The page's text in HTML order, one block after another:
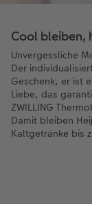
Cool bleiben,
Unvergessliche
Der
Geschenk, er ist
Liebe, das
ZWILLING
Damit bleiben
Kaltgetränke bis